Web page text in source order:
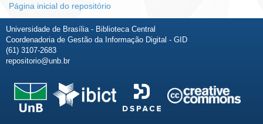
Página inicial do repositório
Universidade de Brasília - Biblioteca Central
Coordenadoria de Gestão da Informação Digital - GID
(61) 3107-2683
repositorio@unb.br